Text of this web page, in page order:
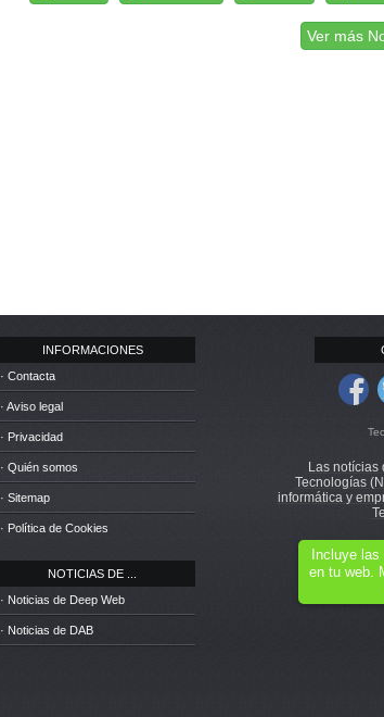
Ver más
INFORMACIONES
· Contacta
· Aviso legal
· Privacidad
· Quién somos
· Sitemap
· Política de Cookies
NOTICIAS DE ...
· Noticias de Deep Web
· Noticias de DAB
Las notícias
Tecnologías
informática y
Incluye
en tu web.